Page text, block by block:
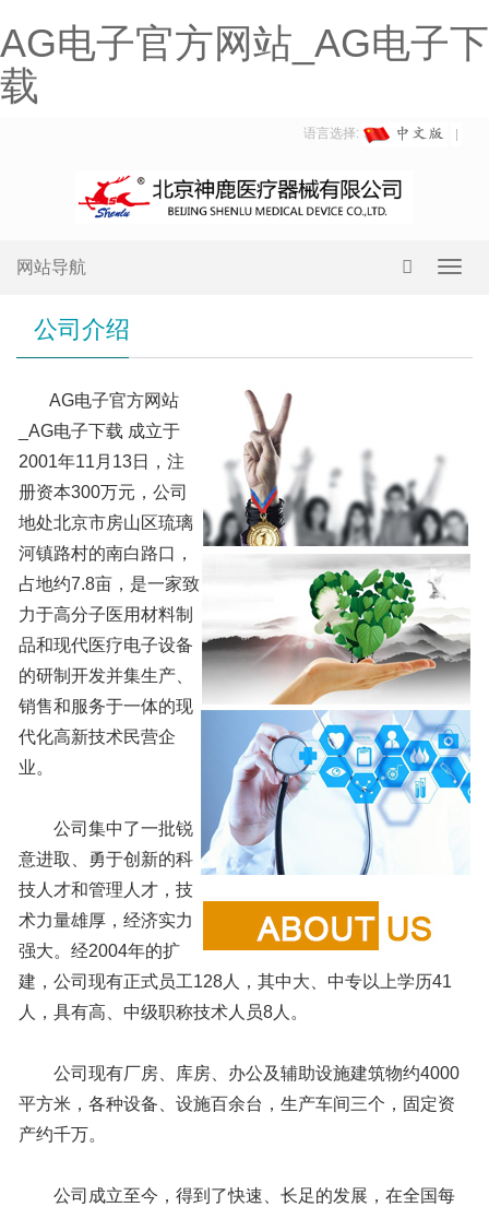
AG电子官方网站_AG电子下
载
语言选择:
网站导航
公司介绍
AG电子官方网站
_AG电子下载 成立于
2001年11月13日，注
册资本300万元，公司
地处北京市房山区琉璃
河镇路村的南白路口，
占地约7.8亩，是一家致
力于高分子医用材料制
品和现代医疗电子设备
的研制开发并集生产、
销售和服务于一体的现
代化高新技术民营企
业。
公司集中了一批锐
意进取、勇于创新的科
技人才和管理人才，技
术力量雄厚，经济实力
强大。经2004年的扩
建，公司现有正式员工128人，其中大、中专以上学历41
人，具有高、中级职称技术人员8人。
公司现有厂房、库房、办公及辅助设施建筑物约4000
平方米，各种设备、设施百余台，生产车间三个，固定资
产约千万。
公司成立至今，得到了快速、长足的发展，在全国每